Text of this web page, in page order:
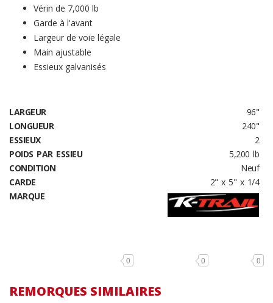
Vérin de 7,000 lb
Garde à l'avant
Largeur de voie légale
Main ajustable
Essieux galvanisés
LARGEUR
96"
LONGUEUR
240"
ESSIEUX
2
POIDS PAR ESSIEU
5,200 lb
CONDITION
Neuf
CARDE
2" x 5" x 1/4
MARQUE
0 0 0
REMORQUES SIMILAIRES